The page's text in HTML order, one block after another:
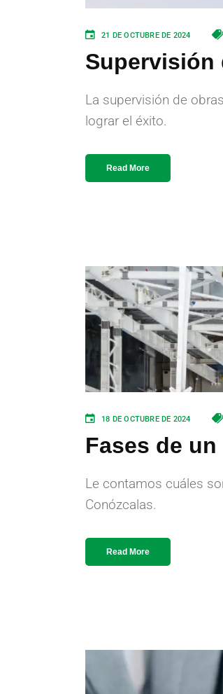
21 DE OCTUBRE DE 2024
Supervisión
La supervisión de
lograr el éxito.
Read More
18 DE OCTUBRE DE 2024
Fases de
Le contamos cuáles
Conózcalas.
Read More